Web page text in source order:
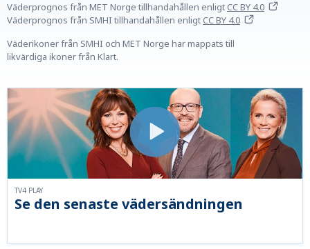
Väderprognos från MET Norge tillhandahållen enligtCC BY 4.0
Väderprognos från SMHI tillhandahållen enligtCC BY 4.0
Väderikoner från SMHI och MET Norge har mappats till
likvärdiga ikoner från Klart.
Se den senaste vädersändningen
TV4 PLAY